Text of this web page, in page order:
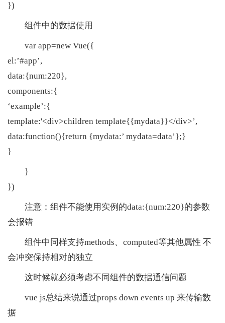
})
组件中的数据使用
var app=new Vue({
el:’#app’,
data:{num:220},
components:{
‘example’:{
template:'<div>children template{{mydata}}</div>’,
data:function(){return {mydata:’ mydata=data’};}
}
}
})
注意：组件不能使用实例的data:{num:220}的参数
会报错
组件中同样支持methods、computed等其他属性 不
会冲突保持相对的独立
这时候就必须考虑不同组件的数据通信问题
vue js总结来说通过props down events up 来传输数
据